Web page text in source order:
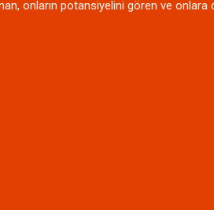
onların potansiyelini gören ve onlara